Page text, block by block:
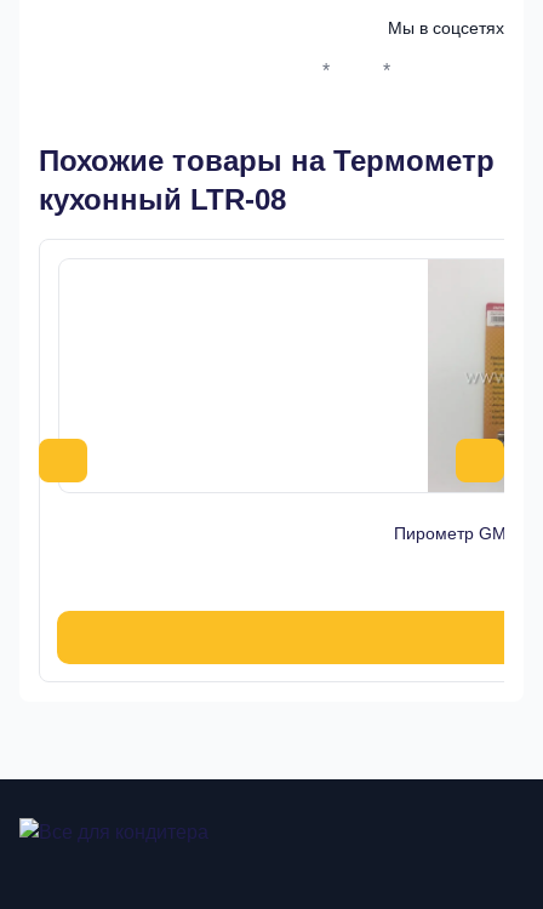
Мы в соцсетях
* *
Похожие товары на Термометр
кухонный LTR-08
Пирометр GM320